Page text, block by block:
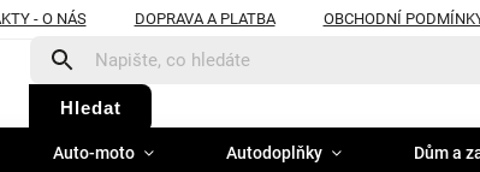
- O NÁS DOPRAVA A PLATBA OBCHODNÍ
Hledat
Auto-moto Autodoplňky Dům a